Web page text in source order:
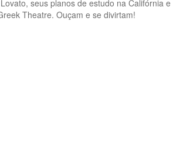
seus planos de estudo na Califórnia e
Theatre. Ouçam e se divirtam!